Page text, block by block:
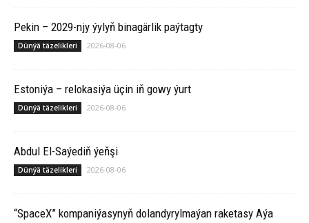
Pekin – 2029-njy ýylyň binagärlik paýtagty
Dünýä täzelikleri 2026-08-06
Estoniýa – relokasiýa üçin iň gowy ýurt
Dünýä täzelikleri 2026-08-06
Abdul El-Saýediň ýeňşi
Dünýä täzelikleri 2026-08-06
“SpaceX” kompaniýasynyň dolandyrylmaýan raketasy Aýa